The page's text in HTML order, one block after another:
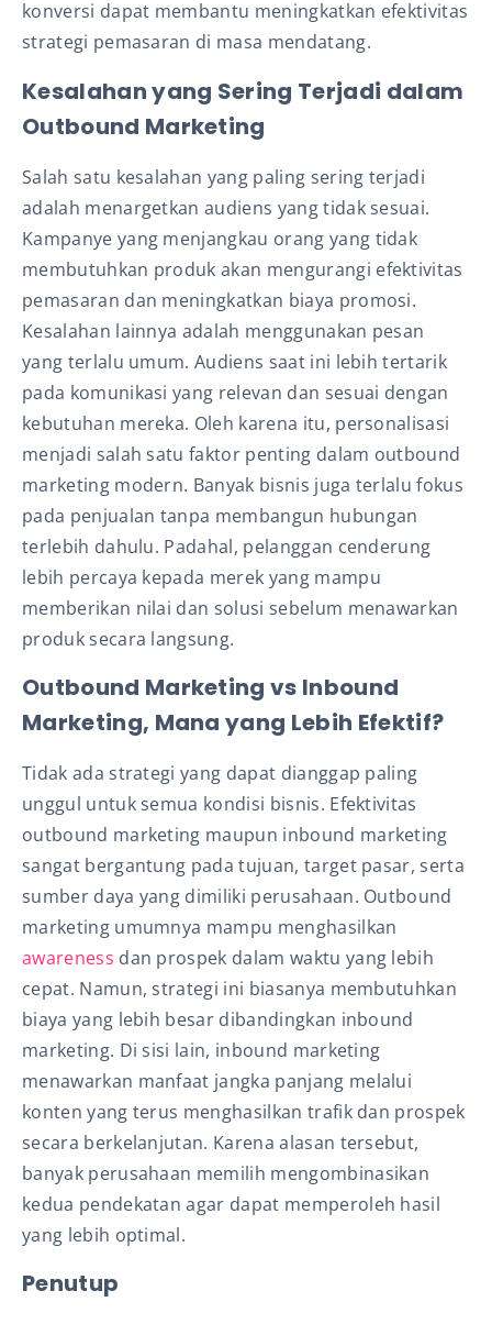
konversi dapat membantu meningkatkan efektivitas
strategi pemasaran di masa mendatang.
Kesalahan yang Sering Terjadi dalam
Outbound Marketing
Salah satu kesalahan yang paling sering terjadi
adalah menargetkan audiens yang tidak sesuai.
Kampanye yang menjangkau orang yang tidak
membutuhkan produk akan mengurangi efektivitas
pemasaran dan meningkatkan biaya promosi.
Kesalahan lainnya adalah menggunakan pesan
yang terlalu umum. Audiens saat ini lebih tertarik
pada komunikasi yang relevan dan sesuai dengan
kebutuhan mereka. Oleh karena itu, personalisasi
menjadi salah satu faktor penting dalam outbound
marketing modern. Banyak bisnis juga terlalu fokus
pada penjualan tanpa membangun hubungan
terlebih dahulu. Padahal, pelanggan cenderung
lebih percaya kepada merek yang mampu
memberikan nilai dan solusi sebelum menawarkan
produk secara langsung.
Outbound Marketing vs Inbound
Marketing, Mana yang Lebih Efektif?
Tidak ada strategi yang dapat dianggap paling
unggul untuk semua kondisi bisnis. Efektivitas
outbound marketing maupun inbound marketing
sangat bergantung pada tujuan, target pasar, serta
sumber daya yang dimiliki perusahaan. Outbound
marketing umumnya mampu menghasilkan
awareness dan prospek dalam waktu yang lebih
cepat. Namun, strategi ini biasanya membutuhkan
biaya yang lebih besar dibandingkan inbound
marketing. Di sisi lain, inbound marketing
menawarkan manfaat jangka panjang melalui
konten yang terus menghasilkan trafik dan prospek
secara berkelanjutan. Karena alasan tersebut,
banyak perusahaan memilih mengombinasikan
kedua pendekatan agar dapat memperoleh hasil
yang lebih optimal.
Penutup